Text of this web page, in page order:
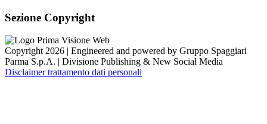
Sezione Copyright
Copyright 2026 | Engineered and powered by Gruppo Spaggiari
Parma S.p.A. | Divisione Publishing & New Social Media
Disclaimer trattamento dati personali